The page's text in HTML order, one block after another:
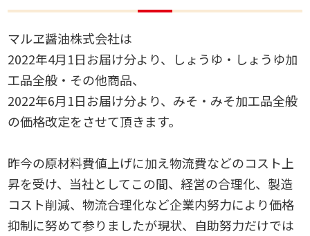
マルヱ醤油株式会社は
2022年4月1日お届け分より、しょうゆ・しょうゆ加
工品全般・その他商品、
2022年6月1日お届け分より、みそ・みそ加工品全般
の価格改定をさせて頂きます。
昨今の原材料費値上げに加え物流費などのコスト上
昇を受け、当社としてこの間、経営の合理化、製造
コスト削減、物流合理化など企業内努力により価格
抑制に努めて参りましたが現状、自助努力だけでは